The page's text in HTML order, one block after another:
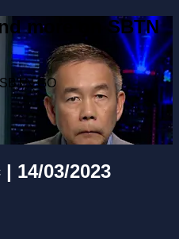
more on SBTN
GO
14/03/2023